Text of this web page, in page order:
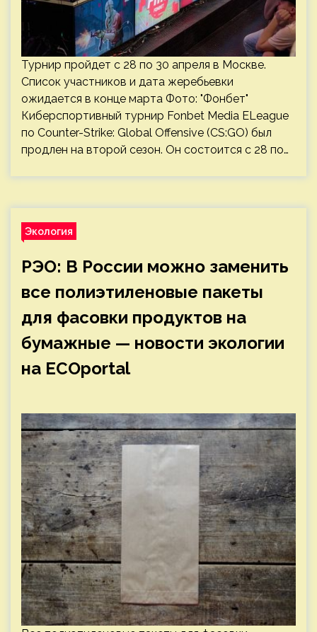
Турнир пройдет с 28 по 30 апреля в Москве.
Список участников и дата жеребьевки
ожидается в конце марта Фото: "Фонбет"
Киберспортивный турнир Fonbet Media ELeague
по Counter-Strike: Global Offensive (CS:GO) был
продлен на второй сезон. Он состоится с 28 по…
Экология
РЭО: В России можно заменить
все полиэтиленовые пакеты
для фасовки продуктов на
бумажные — новости экологии
на ECOportal